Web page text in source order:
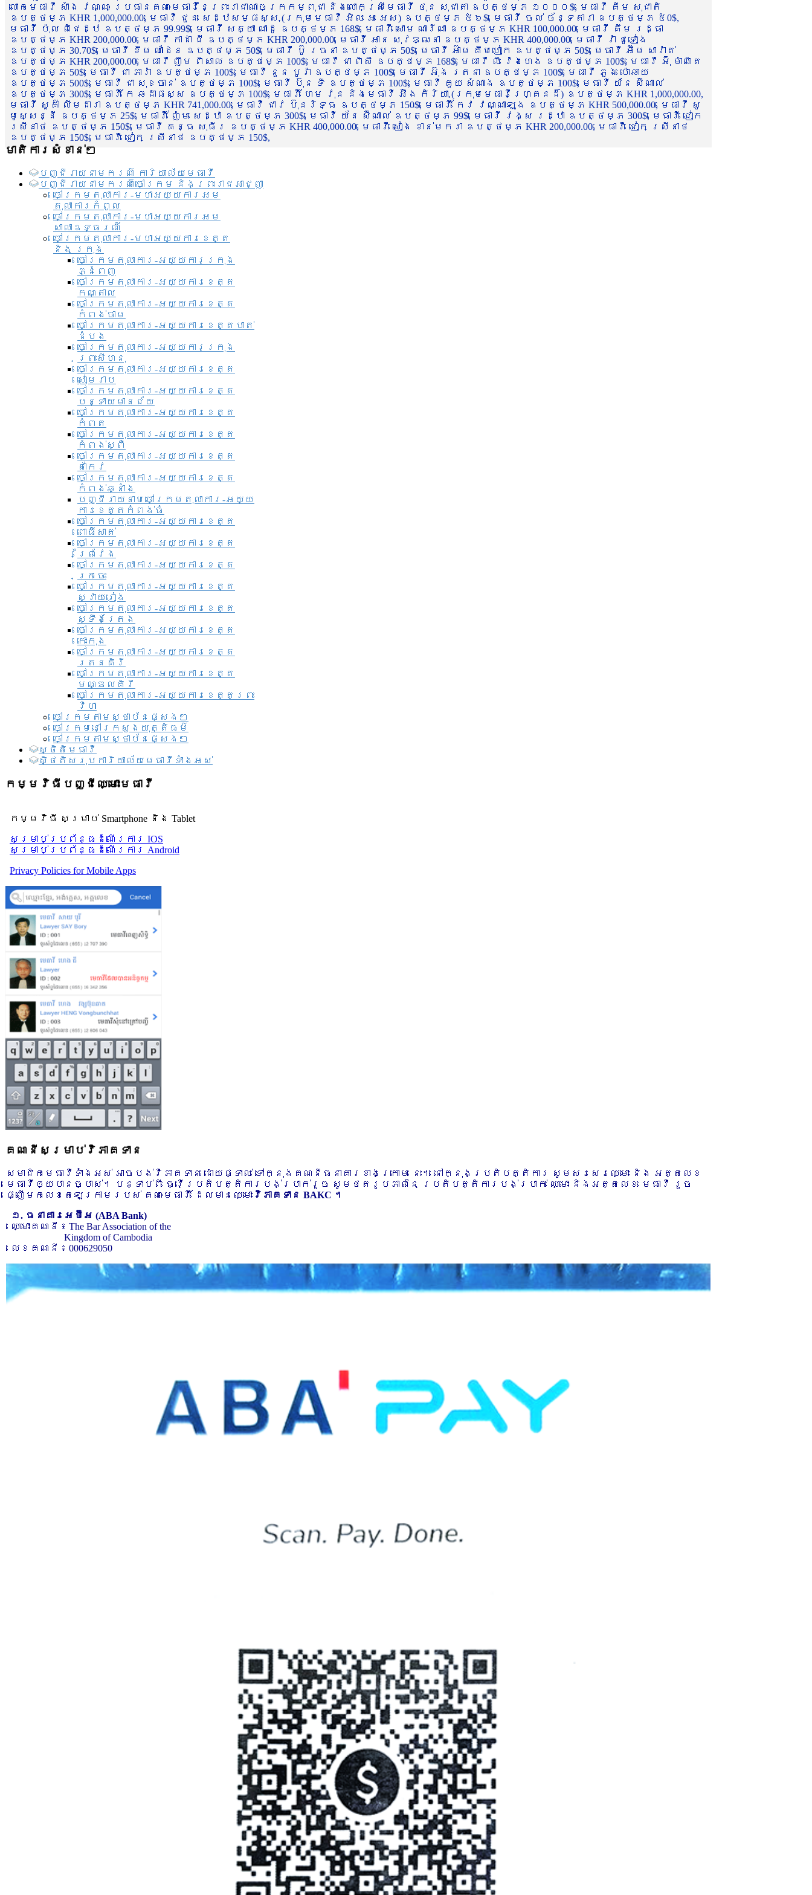
លោកមេធាវី សាំង វណ្ណៈ ប្រធានគណៈមេធាវីនៃព្រះរាជាណាចក្រកម្ពុជា និងលោកស្រីមេធាវី ថុន សុជាតា ឧបត្ថម្ភ ១០០០$, មេធាវី គីម សុជាតិ
ឧបត្ថម្ភ KHR 1,000,000.00, មេធាវី ជួន សេដ្ឋសម្ផស្ស (ក្រុមមេធាវី អិល អេ អេស) ឧបត្ថម្ភ ៥៦$, មេធាវី ចល់ ច័ន្ទតារា ឧបត្ថម្ភ ៥0$,
មេធាវី ប៉ុល ពិជេដ្ឋ ឧបត្ថម្ភ 99.99$, មេធាវី សត្យា ណាដូ ឧបត្ថម្ភ 168$, មេធាវី សោម ណារីណា ឧបត្ថម្ភ KHR 100,000.00, មេធាវី គឹម រដ្ធា
ឧបត្ថម្ភ KHR 200,000.00, មេធាវី កាដា ជី ឧបត្ថម្ភ KHR 200,000.00, មេធាវី អាន សុវឌ្ឍនា ឧបត្ថម្ភ KHR 400,000.00, មេធាវី វ៉ា ជូទៀង
ឧបត្ថម្ភ 30.70$, មេធាវី ខឹម ណាដែន ឧបត្ថម្ភ 50$, មេធាវី ប៊ូ រចនា ឧបត្ថម្ភ 50$, មេធាវី អ៊ាម គឹមហៀក ឧបត្ថម្ភ 50$, មេធាវី អ៊ឹម សារ៉ាត់
ឧបត្ថម្ភ KHR 200,000.00, មេធាវី ញឹម ពិសាល ឧបត្ថម្ភ 100$, មេធាវី ជា ពិសី ឧបត្ថម្ភ 168$, មេធាវី លី វ៉េងហេង ឧបត្ថម្ភ 100$, មេធាវី អ៊ុំ ម៉ាណិត
ឧបត្ថម្ភ 50$, មេធាវី ជា ភារ៉ា ឧបត្ថម្ភ 100$, មេធាវី នួន បូរ៉ា ឧបត្ថម្ភ 100$, មេធាវី អ៊ុង រតនា ឧបត្ថម្ភ 100$, មេធាវី ភួង ប៉ោឆាយ
ឧបត្ថម្ភ 500$, មេធាវី ជា សុខចាន់ ឧបត្ថម្ភ 100$, មេធាវី ប៊ុន ទី ឧបត្ថម្ភ 100$, មេធាវី គួយ សំណាង ឧបត្ថម្ភ 100$, មេធាវី យ័ន ស៊ីណាល់
ឧបត្ថម្ភ 300$, មេធាវី កែ ឆដាផស្ស ឧបត្ថម្ភ 100$, មេធាវី ហែម វុន និងមេធាវី អ៊ឹង កិរិយា (ក្រុមមេធាវីហ្គ្រេនដ៏) ឧបត្ថម្ភ KHR 1,000,000.00,
មេធាវី សួគ៌ា លឹមដារា ឧបត្ថម្ភ KHR 741,000.00, មេធាវី ជាវ ប៊ុនរិទ្ធ ឧបត្ថម្ភ 150$, មេធាវី កែវ វណ្ណាឡុង ឧបត្ថម្ភ KHR 500,000.00, មេធាវី សូ
មូសេ្សន្នី ឧបត្ថម្ភ 25$, មេធាវី ញ៉ែម សេដ្ឋា ឧបត្ថម្ភ 300$, មេធាវី យ័ន ស៊ីណាល់ ឧបត្ថម្ភ 99$, មេធាវី វង្ស រដ្ឋា ឧបត្ថម្ភ 300$, មេធាវី ជៀក
ស្រីនាថ ឧបត្ថម្ភ 150$, មេធាវី គន្ធ សុធីរ ឧបត្ថម្ភ KHR 400,000.00, មេធាវី សៀង ខាន់មករា ឧបត្ថម្ភ KHR 200,000.00, មេធាវី ជៀក ស្រីនាថ
ឧបត្ថម្ភ 150$, មេធាវី ជៀក ស្រីនាថ ឧបត្ថម្ភ 150$,
មាតិការសំខាន់ៗ
បញ្ជី​រាយ​នាមករណ៍ ការិយាល័យ​មេធាវី​
បញ្ជី​រាយ​នាមករណ៍​ចៅក្រម និងព្រះរាជអាជ្ញា
ចៅក្រមតុលាការ-មហាអយ្យការអម
តុលាការកំពូល
ចៅក្រមតុលាការ-មហាអយ្យការអម
សាលាឧទ្ធរណ៏
ចៅក្រមតុលាការ-មហាអយ្យការខេត្ត
និង ក្រុង
ចៅក្រមតុលាការ-អយ្យការក្រុង
ភ្នំពេញ
ចៅក្រមតុលាការ-អយ្យការខេត្ត
កណ្តាល
ចៅក្រមតុលាការ-អយ្យការខេត្ត
កំពង់ចាម
ចៅក្រមតុលាការ-អយ្យការខេត្តបាត់
ដំបង
ចៅក្រមតុលាការ-អយ្យការ​ក្រុង
ព្រះសីហនុ
ចៅក្រមតុលាការ-អយ្យការខេត្ត
សៀមរាប
ចៅក្រមតុលាការ-អយ្យការខេត្ត
បន្ទាយមានជ័យ
ចៅក្រមតុលាការ-អយ្យការខេត្ត
កំពត
ចៅក្រមតុលាការ-អយ្យការខេត្ត
កំពង់ស្ពឺ
ចៅក្រមតុលាការ-អយ្យការខេត្ត
តាកែវ
ចៅក្រមតុលាការ-អយ្យការខេត្ត
កំពង់ឆ្នាំង
បញ្ជីរាយនាមចៅក្រមតុលាការ-អយ្យ
ការខេត្តកំពង់ធំ
ចៅក្រមតុលាការ-អយ្យការខេត្ត
ពោធិ៍សាត់
ចៅក្រមតុលាការ-អយ្យការខេត្ត
ព្រៃវែង
ចៅក្រមតុលាការ-អយ្យការខេត្ត
ក្រចេះ
ចៅក្រមតុលាការ-អយ្យការខេត្ត
ស្វាយរៀង
ចៅក្រមតុលាការ-អយ្យការខេត្ត
ស្ទឹងត្រែង
ចៅក្រមតុលាការ-អយ្យការខេត្ត
កោះកុង
ចៅក្រមតុលាការ-អយ្យការខេត្ត
រតនគិរី
ចៅក្រមតុលាការ-អយ្យការខេត្ត
មណ្ឌលគិរី
ចៅក្រមតុលាការ-អយ្យការខេត្តព្រះ
វិហា
ចៅក្រមតាមស្ថាប័នផ្សេងៗ
ចៅក្រមនៅក្រសួងយុត្តិធម៌
ចៅក្រមតាមស្ថាប័នផ្សេងៗ
ស្ថិតិមេធាវី
សិ្ថតិសរុបការិយាល័យមេធាវីទាំងអស់​
កម្មវិធីបញ្ជីឈ្មោះមេធាវី
កម្មវិធី សម្រាប់ Smartphone និង Tablet
សម្រាប់​ប្រព័ន្ធដំណើរការ IOS
សម្រាប់​ប្រព័ន្ធដំណើរការ Android
Privacy Policies for Mobile Apps
គណនីសម្រាប់វិភាគទាន
សមាជិកមេធាវីទាំងអស់ អាចបង់វិភាគទាន ដោយផ្ទាល់ ទៅក្នុងគណនីធនាគារខាងក្រោម នេះ។ នៅក្នុងប្រតិបត្តិការ សូមសរសេរឈ្មោះ និង អត្តលេខ
មេធាវីឲ្យបានច្បាស់។ បន្ទាប់ពី ធ្វើប្រតិបត្តិការបង់ប្រាក់រួច សូមថតរូបភាពនៃ ប្រតិបត្តិការបង់ប្រាក់ ឈ្មោះ និងអត្តលេខ មេធាវី រួច
ផ្ញើមកលេខតេឡេក្រាមរបស់ គណៈមេធាវី ដែលមានឈ្មោះ វិភាគទាន BAKC ។
១. ធនាគារអេប៊ីអេ (ABA Bank)
ឈ្មោះគណនី ៖ The Bar Association of the
Kingdom of Cambodia
លេខគណនី ៖ 000629050